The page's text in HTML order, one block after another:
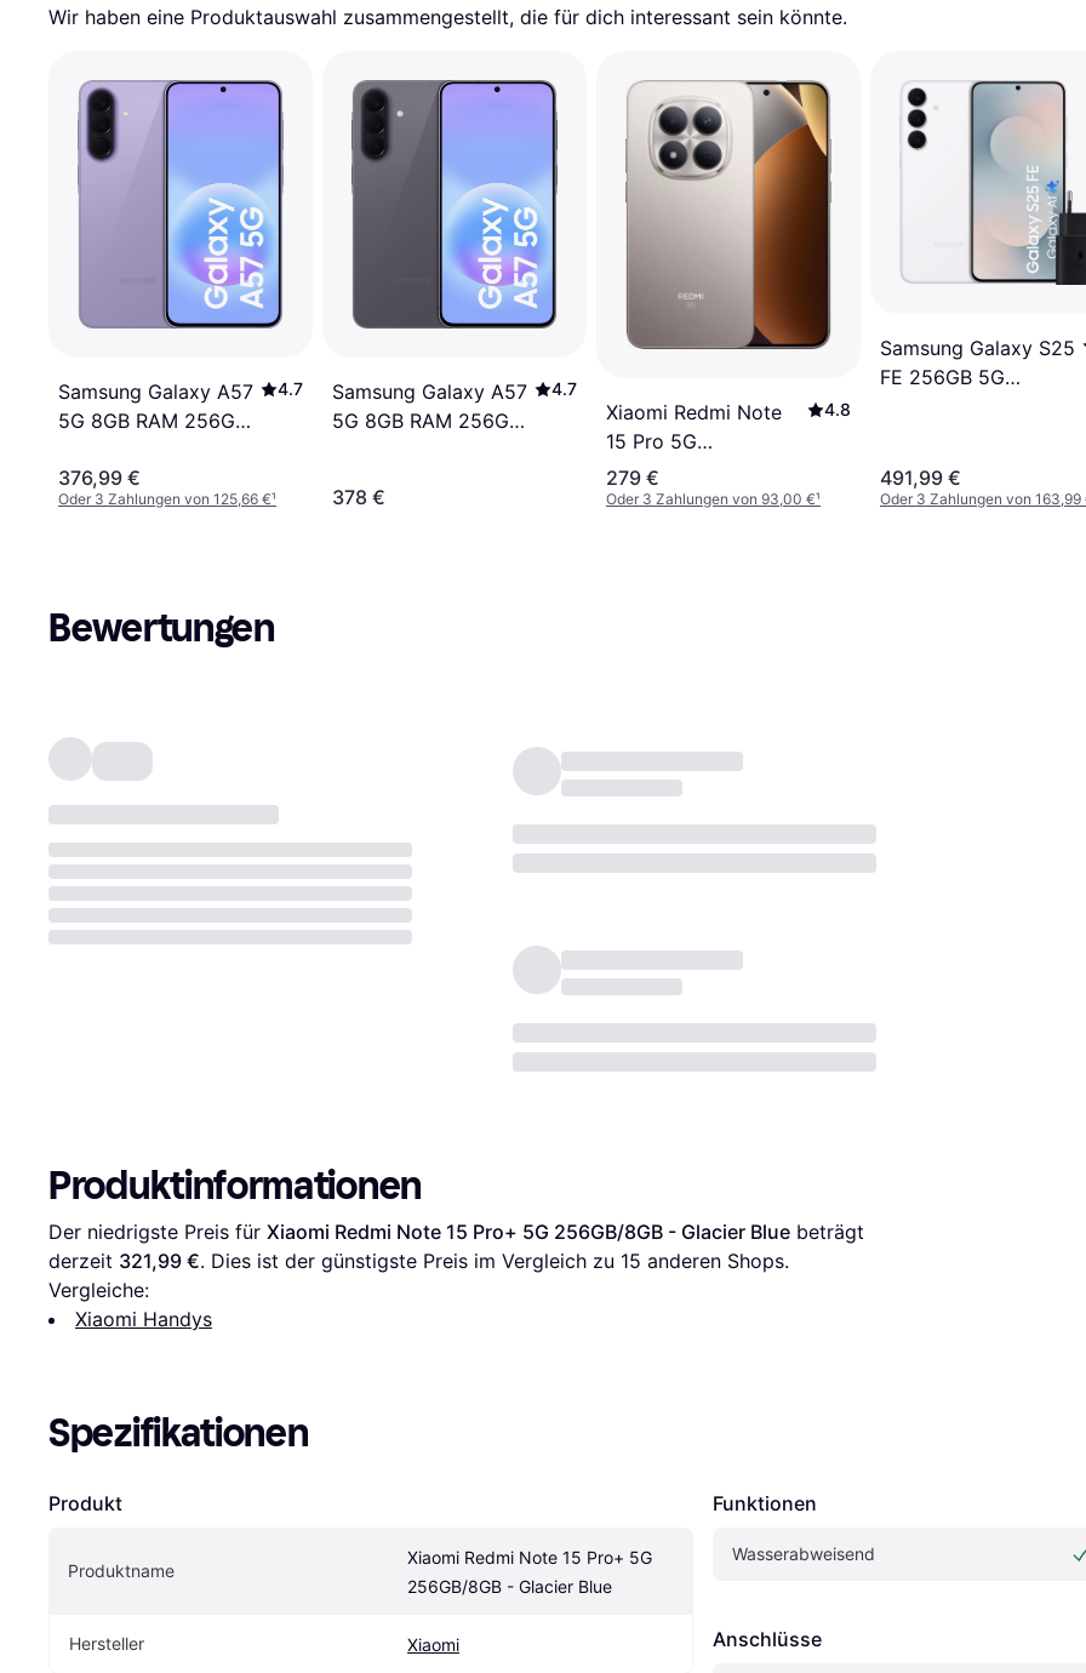
Wir haben eine Produktauswahl zusammengestellt, die für dich interessant sein könnte.
Samsung Galaxy A57
5G 8GB RAM 256GB
4.7
376,99 €
Oder 3 Zahlungen von 125,66 €¹
Samsung Galaxy A57
5G 8GB RAM 256GB
4.7
378 €
Xiaomi Redmi Note
15 Pro 5G
256GB/8GB -
Titanium
4.8
279 €
Oder 3 Zahlungen von 93,00 €¹
Samsung Galaxy S25
FE 256GB 5G
491,99 €
Oder 3 Zahlungen von 163,99
Bewertungen
Produktinformationen
Der niedrigste Preis für Xiaomi Redmi Note 15 Pro+ 5G 256GB/8GB - Glacier Blue beträgt
derzeit 321,99 €. Dies ist der günstigste Preis im Vergleich zu 15 anderen Shops.
Vergleiche:
Xiaomi Handys
Spezifikationen
Produkt
Produktname
Xiaomi Redmi Note 15 Pro+ 5G
256GB/8GB - Glacier Blue
Hersteller Xiaomi
Funktionen
Wasserabweisend
Anschlüsse